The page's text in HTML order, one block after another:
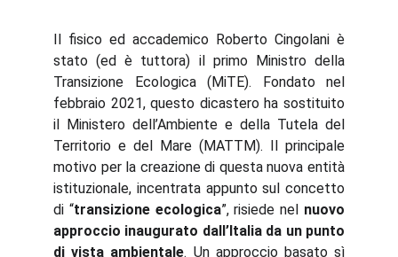
Il fisico ed accademico Roberto Cingolani è
stato (ed è tuttora) il primo Ministro della
Transizione Ecologica (MiTE). Fondato nel
febbraio 2021, questo dicastero ha sostituito
il Ministero dell’Ambiente e della Tutela del
Territorio e del Mare (MATTM). Il principale
motivo per la creazione di questa nuova entità
istituzionale, incentrata appunto sul concetto
di “transizione ecologica”, risiede nel nuovo
approccio inaugurato dall’Italia da un punto
di vista ambientale. Un approccio basato sì